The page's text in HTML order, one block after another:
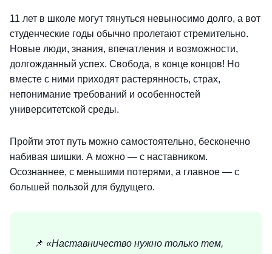
11 лет в школе могут тянуться невыносимо долго, а вот
студенческие годы обычно пролетают стремительно.
Новые люди, знания, впечатления и возможности,
долгожданный успех. Свобода, в конце концов! Но
вместе с ними приходят растерянность, страх,
непонимание требований и особенностей
университетской среды.
Пройти этот путь можно самостоятельно, бесконечно
набивая шишки. А можно — с наставником.
Осознаннее, с меньшими потерями, а главное — с
большей пользой для будущего.
📌 «Наставничество нужно только тем,